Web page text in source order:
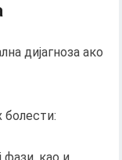
дијагноза ако
болести: